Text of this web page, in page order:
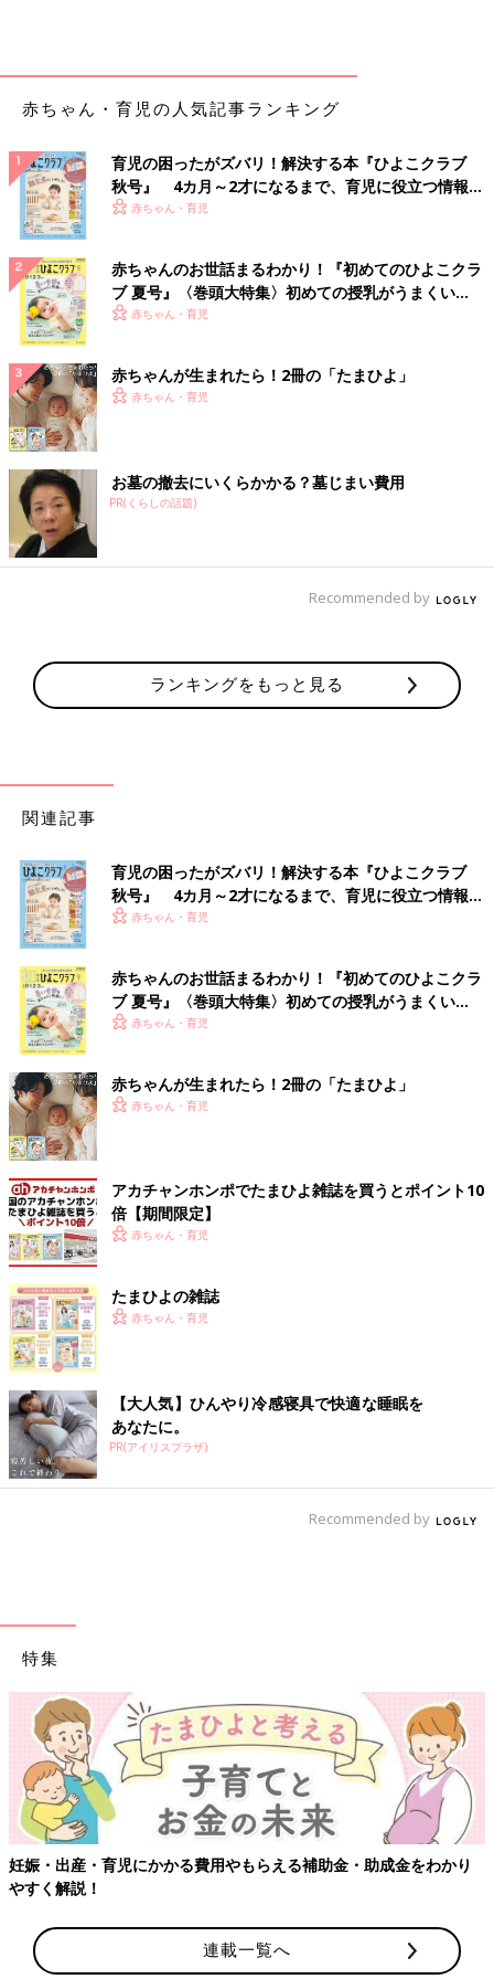
赤ちゃん・育児の人気記事ランキング
育児の困ったがズバリ！解決する本『ひよこクラブ
秋号』 4カ月～2才になるまで、育児に役立つ情報が
いっぱい！
赤ちゃん・育児
赤ちゃんのお世話まるわかり！『初めてのひよこクラ
ブ 夏号』〈巻頭大特集〉初めての授乳がうまくい
く！ おっぱい・ミルクの基本と夏のトラブル 解決テ
赤ちゃん・育児
赤ちゃんが生まれたら！2冊の「たまひよ」
赤ちゃん・育児
お墓の撤去にいくらかかる？墓じまい費用
PR(くらしの話題)
Recommended by
ランキングをもっと見る
関連記事
育児の困ったがズバリ！解決する本『ひよこクラブ
秋号』 4カ月～2才になるまで、育児に役立つ情報が
いっぱい！
赤ちゃん・育児
赤ちゃんのお世話まるわかり！『初めてのひよこクラ
ブ 夏号』〈巻頭大特集〉初めての授乳がうまくい
く！ おっぱい・ミルクの基本と夏のトラブル 解決テ
赤ちゃん・育児
赤ちゃんが生まれたら！2冊の「たまひよ」
赤ちゃん・育児
アカチャンホンポでたまひよ雑誌を買うとポイント10
倍【期間限定】
赤ちゃん・育児
たまひよの雑誌
赤ちゃん・育児
【大人気】ひんやり冷感寝具で快適な睡眠を
あなたに。
PR(アイリスプラザ)
Recommended by
特集
妊娠・出産・育児にかかる費用やもらえる補助金・助成金をわかり
やすく解説！
連載一覧へ